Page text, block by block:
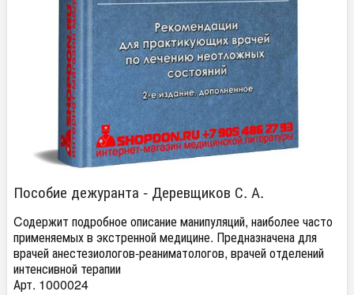
Пособие дежуранта - Деревщиков С. А.
Cодержит подробное описание манипуляций, наиболее часто
применяемых в экстренной медицине. Предназначена для
врачей анестезиологов-реаниматологов, врачей отделений
интенсивной терапии
Арт. 1000024